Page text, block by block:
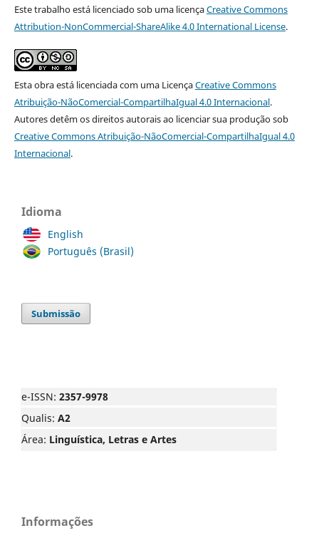
Este trabalho está licenciado sob uma licençaCreative Commons
Attribution-NonCommercial-ShareAlike 4.0 International License.
Esta obra está licenciada com uma LicençaCreative Commons
Atribuição-NãoComercial-CompartilhaIgual 4.0 Internacional.
Autores detêm os direitos autorais ao licenciar sua produção sob
Creative Commons Atribuição-NãoComercial-CompartilhaIgual 4.0
Internacional.
Idioma
English
Português (Brasil)
Submissão
e-ISSN: 2357-9978
Qualis: A2
Área: Linguística, Letras e Artes
Informações